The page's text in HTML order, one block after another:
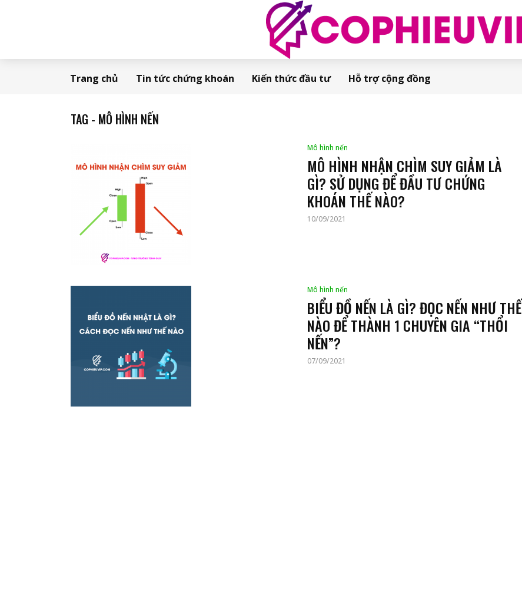
Trang chủ Tin tức chứng khoán Kiến thức đầu tư Hỗ trợ cộng đồng
TAG - MÔ HÌNH NẾN
Mô hình nến
MÔ HÌNH NHẬN CHÌM SUY GIẢM LÀ
GÌ? SỬ DỤNG ĐỂ ĐẦU TƯ CHỨNG
KHOÁN THẾ NÀO?
10/09/2021
Mô hình nến
BIỂU ĐỒ NẾN LÀ GÌ? ĐỌC NẾN NHƯ THẾ
NÀO ĐỂ THÀNH 1 CHUYÊN GIA “THỔI
NẾN”?
07/09/2021